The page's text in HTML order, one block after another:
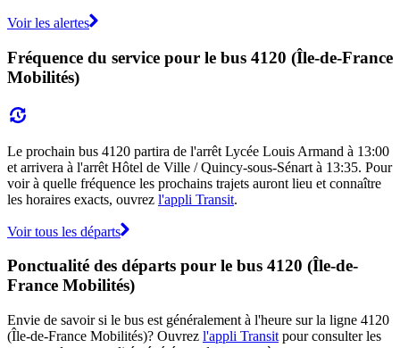
Voir les alertes
Fréquence du service pour le bus 4120 (Île-de-France
Mobilités)
Le prochain bus 4120 partira de l'arrêt Lycée Louis Armand à 13:00
et arrivera à l'arrêt Hôtel de Ville / Quincy-sous-Sénart à 13:35. Pour
voir à quelle fréquence les prochains trajets auront lieu et connaître
les horaires exacts, ouvrez l'appli Transit.
Voir tous les départs
Ponctualité des départs pour le bus 4120 (Île-de-
France Mobilités)
Envie de savoir si le bus est généralement à l'heure sur la ligne 4120
(Île-de-France Mobilités)? Ouvrez l'appli Transit pour consulter les